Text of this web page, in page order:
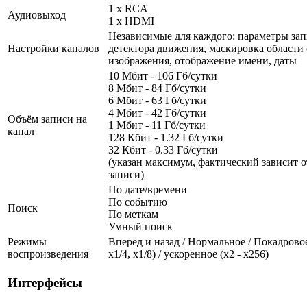
Аудиовыход
1 x RCA
1 x HDMI
Настройки каналов
Независимые для каждого: параметры
детектора движения, маскировка
изображения, отображение имени, даты
Объём записи на
канал
10 Мбит - 106 Гб/сутки
8 Мбит - 84 Гб/сутки
6 Мбит - 63 Гб/сутки
4 Мбит - 42 Гб/сутки
1 Мбит - 11 Гб/сутки
128 Кбит - 1.32 Гб/сутки
32 Кбит - 0.33 Гб/сутки
(указан максимум, фактический зависит
записи)
Поиск
По дате/времени
По событию
По меткам
Умный поиск
Режимы
воспроизведения
Вперёд и назад / Нормальное /
х1/4, х1/8) / ускоренное (х2 - х256)
Интерфейсы